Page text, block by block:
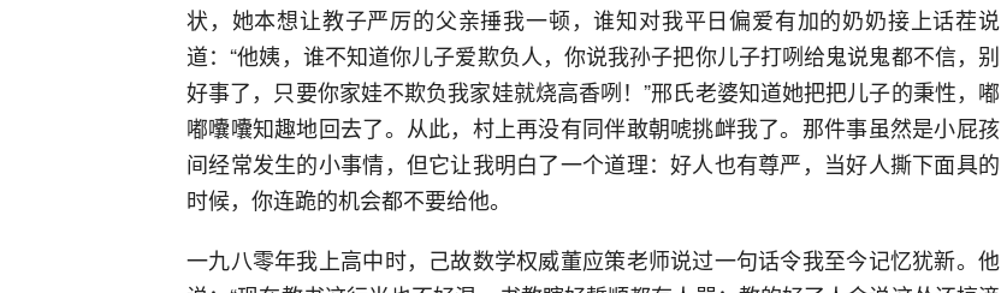
状，她本想让教子严厉的父亲捶我一顿，谁知对我平日偏爱有加的奶奶接上话茬说
道：“他姨，谁不知道你儿子爱欺负人，你说我孙子把你儿子打咧给鬼说鬼都不信，别
好事了，只要你家娃不欺负我家娃就烧高香咧！”邢氏老婆知道她把把儿子的秉性，嘟
嘟囔囔知趣地回去了。从此，村上再没有同伴敢朝唬挑衅我了。那件事虽然是小屁孩
间经常发生的小事情，但它让我明白了一个道理：好人也有尊严，当好人撕下面具的
时候，你连跪的机会都不要给他。
一九八零年我上高中时，己故数学权威董应策老师说过一句话令我至今记忆犹新。他